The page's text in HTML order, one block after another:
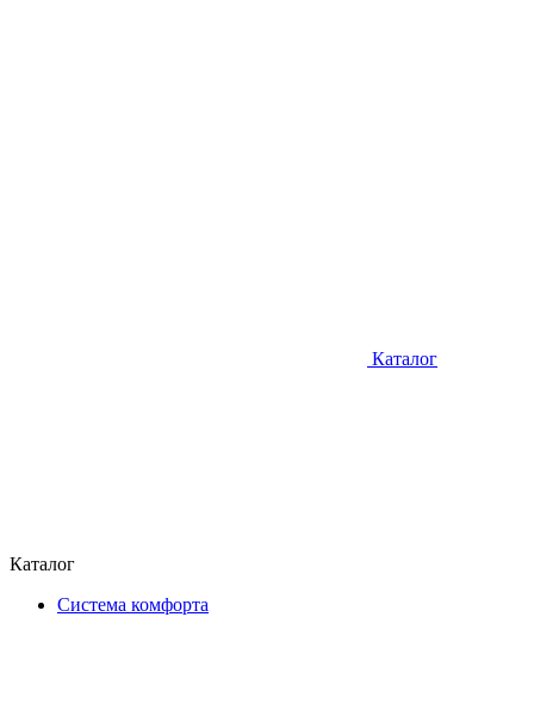
Каталог
Каталог
Система комфорта